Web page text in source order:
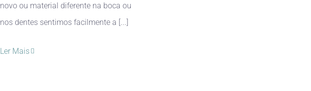
novo ou material diferente na boca ou
nos dentes sentimos facilmente a [...]
Ler Mais